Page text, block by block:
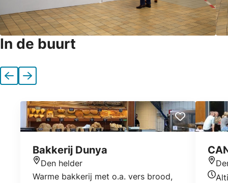
In de buurt
VorigeVolgende
Bakkerij Dunya
Den helder
Warme bakkerij met o.a. vers brood,